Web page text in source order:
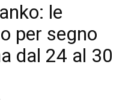
le
per segno
dal 24 al 30